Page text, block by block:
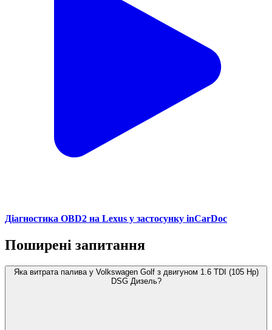
Діагностика OBD2 на Lexus у застосунку inCarDoc
Поширені запитання
Яка витрата палива у Volkswagen Golf з двигуном 1.6 TDI (105 Hp)
DSG Дизель?